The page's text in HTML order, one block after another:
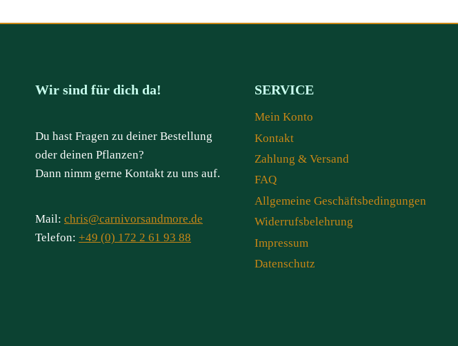
Wir sind für dich da!
Du hast Fragen zu deiner Bestellung
oder deinen Pflanzen?
Dann nimm gerne Kontakt zu uns auf.
Mail: chris@carnivorsandmore.de
Telefon: +49 (0) 172 2 61 93 88
SERVICE
Mein Konto
Kontakt
Zahlung & Versand
FAQ
Allgemeine Geschäftsbedingungen
Widerrufsbelehrung
Impressum
Datenschutz